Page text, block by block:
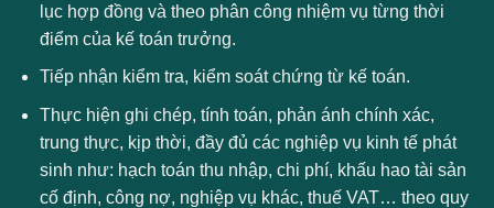
lục hợp đồng và theo phân công nhiệm vụ từng thời
điểm của kế toán trưởng.
Tiếp nhận kiểm tra, kiểm soát chứng từ kế toán.
Thực hiện ghi chép, tính toán, phản ánh chính xác,
trung thực, kịp thời, đầy đủ các nghiệp vụ kinh tế phát
sinh như: hạch toán thu nhập, chi phí, khấu hao tài sản
cố định, công nợ, nghiệp vụ khác, thuế VAT… theo quy